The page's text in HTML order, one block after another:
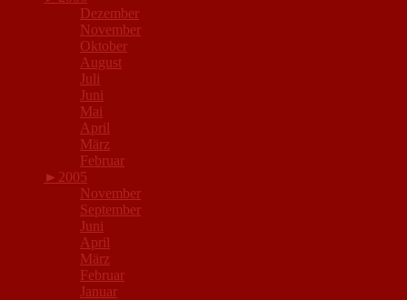
Dezember
November
Oktober
August
Juli
Juni
Mai
April
März
Februar
► 2005
November
September
Juni
April
März
Februar
Januar